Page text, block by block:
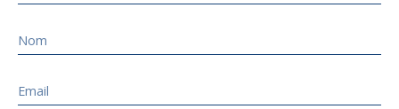
Nom
Email